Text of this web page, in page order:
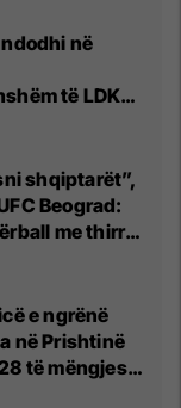
në
të LDK-
shqiptarët”,
Beograd:
me thirrje
nga
e ngrënë
në Prishtinë
të mëngjesit
serbe